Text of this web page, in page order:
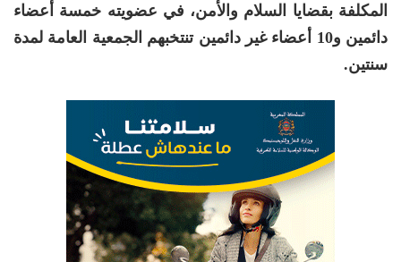
المكلفة بقضايا السلام والأمن، في عضويته خمسة أعضاء
دائمين و10 أعضاء غير دائمين تنتخبهم الجمعية العامة لمدة
سنتين.